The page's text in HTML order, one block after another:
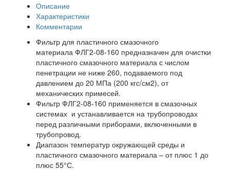
Описание
Характеристики
Комментарии
Фильтр для пластичного смазочного
материала ФЛГ2-08-160 предназначен для очистки
пластичного смазочного материала с числом
пенетрации не ниже 260, подаваемого под
давлением до 20 МПа (200 кгс/см2), от
механических примесей.
Фильтр ФЛГ2-08-160 применяется в смазочных
системах и устанавливается на трубопроводах
перед различными приборами, включенными в
трубопровод.
Диапазон температур окружающей среды и
пластичного смазочного материала – от плюс 1 до
плюс 55°С.